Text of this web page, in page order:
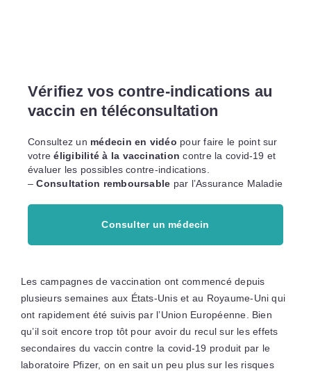
Vérifiez vos contre-indications au
vaccin en téléconsultation
Consultez un médecin en vidéo pour faire le point sur
votreéligibilité à la vaccination contre la covid-19 et
évaluer les possibles contre-indications.
–Consultation remboursable par l’Assurance Maladie
Consulter un médecin
Les campagnes de vaccination ont commencé depuis
plusieurs semaines aux États-Unis et au Royaume-Uni qui
ont rapidement été suivis par l’Union Européenne. Bien
qu’il soit encore trop tôt pour avoir du recul sur les effets
secondaires du vaccin contre la covid-19 produit par le
laboratoire Pfizer, on en sait un peu plus sur les risques